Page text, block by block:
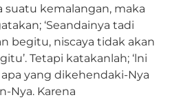
kemalangan, maka
‘Seandainya tadi
begitu, niscaya tidak akan
Tetapi katakanlah; ‘lni
yang dikehendaki-Nya
Nya. Karena